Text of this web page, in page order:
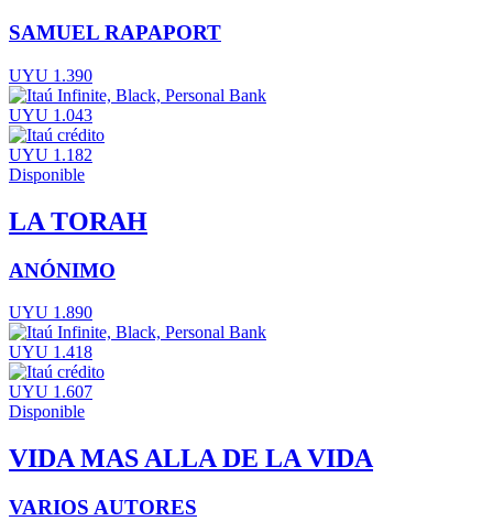
SAMUEL RAPAPORT
UYU 1.390
UYU 1.043
UYU 1.182
Disponible
LA TORAH
ANÓNIMO
UYU 1.890
UYU 1.418
UYU 1.607
Disponible
VIDA MAS ALLA DE LA VIDA
VARIOS AUTORES